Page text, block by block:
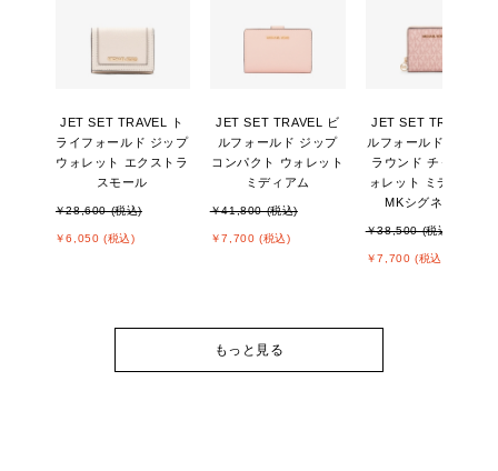
JET SET TRAVEL ト
ライフォールド ジップ
ウォレット エクストラ
スモール
￥28,600 (税込)
￥6,050 (税込)
JET SET TRAVEL ビ
ルフォールド ジップ
コンパクト ウォレット
ミディアム
￥41,800 (税込)
￥7,700 (税込)
JET SET TRAVEL ビ
ルフォールド ジップ
ラウンド チャーム ウ
ォレット ミディアム -
MKシグネチャー
￥38,500 (税込)
￥7,700 (税込)
もっと見る